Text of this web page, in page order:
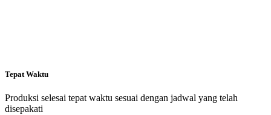
Tepat Waktu
Produksi selesai tepat waktu sesuai dengan jadwal yang telah
disepakati